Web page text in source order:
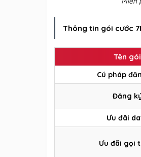
Thông tin gói cước
Tên gói
Cú pháp
Đăng
Ưu đãi
Ưu đãi gọi